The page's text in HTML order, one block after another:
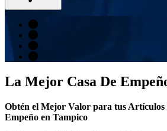
La Mejor Casa De
Obtén el Mejor Valor para tus Artículos
Empeño en Tampico